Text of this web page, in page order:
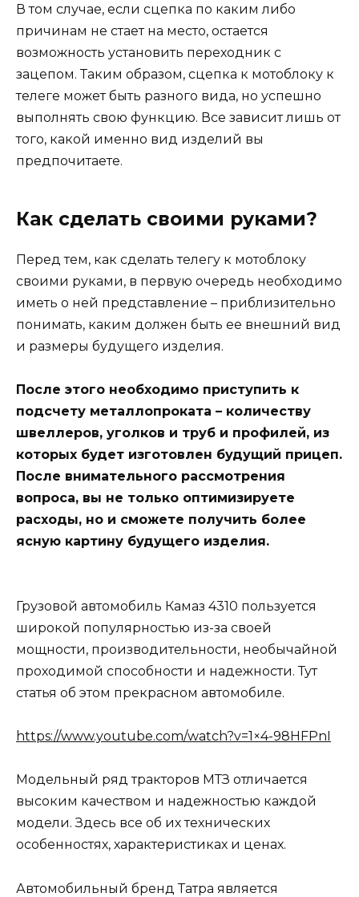
В том случае, если сцепка по каким либо
причинам не стает на место, остается
возможность установить переходник с
зацепом. Таким образом, сцепка к мотоблоку к
телеге может быть разного вида, но успешно
выполнять свою функцию. Все зависит лишь от
того, какой именно вид изделий вы
предпочитаете.
Как сделать своими руками?
Перед тем, как сделать телегу к мотоблоку
своими руками, в первую очередь необходимо
иметь о ней представление – приблизительно
понимать, каким должен быть ее внешний вид
и размеры будущего изделия.
После этого необходимо приступить к
подсчету металлопроката – количеству
швеллеров, уголков и труб и профилей, из
которых будет изготовлен будущий прицеп.
После внимательного рассмотрения
вопроса, вы не только оптимизируете
расходы, но и сможете получить более
ясную картину будущего изделия.
Грузовой автомобиль Камаз 4310 пользуется
широкой популярностью из-за своей
мощности, производительности, необычайной
проходимой способности и надежности. Тут
статья об этом прекрасном автомобиле.
https://www.youtube.com/watch?v=1×4-98HFPnI
Модельный ряд тракторов МТЗ отличается
высоким качеством и надежностью каждой
модели. Здесь все об их технических
особенностях, характеристиках и ценах.
Автомобильный бренд Татра является